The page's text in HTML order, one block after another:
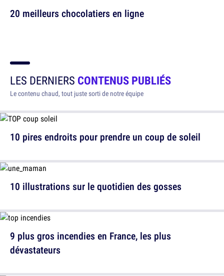
20 meilleurs chocolatiers en ligne
LES DERNIERS CONTENUS PUBLIÉS
Le contenu chaud, tout juste sorti de notre équipe
10 pires endroits pour prendre un coup de soleil
9 plus gros incendies en France, les plus
dévastateurs
10 illustrations sur le quotidien des gosses